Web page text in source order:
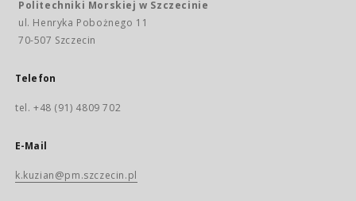
Politechniki Morskiej w Szczecinie
ul. Henryka Pobożnego 11
70-507 Szczecin
Telefon
tel. +48 (91) 4809 702
E-Mail
k.kuzian@pm.szczecin.pl